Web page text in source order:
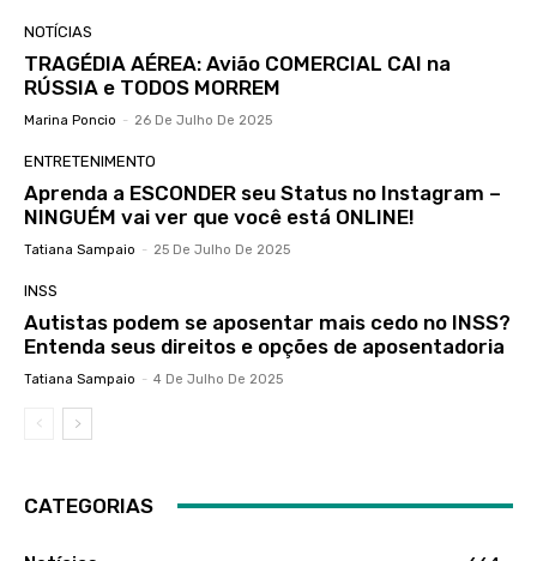
NOTÍCIAS
TRAGÉDIA AÉREA: Avião COMERCIAL CAI na
RÚSSIA e TODOS MORREM
Marina Poncio - 26 De Julho De 2025
ENTRETENIMENTO
Aprenda a ESCONDER seu Status no Instagram –
NINGUÉM vai ver que você está ONLINE!
Tatiana Sampaio - 25 De Julho De 2025
INSS
Autistas podem se aposentar mais cedo no INSS?
Entenda seus direitos e opções de aposentadoria
Tatiana Sampaio - 4 De Julho De 2025
CATEGORIAS